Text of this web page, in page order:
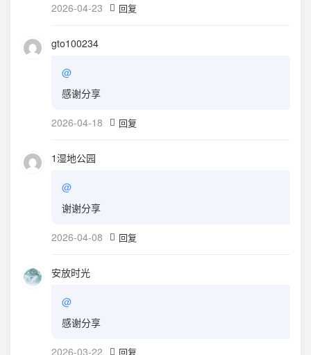
2026-04-23 回复
gto100234
@
感谢分享
2026-04-18 回复
1湿地公园
@
谢谢分享
2026-04-08 回复
安放时光
@
感谢分享
2026-03-22 回复